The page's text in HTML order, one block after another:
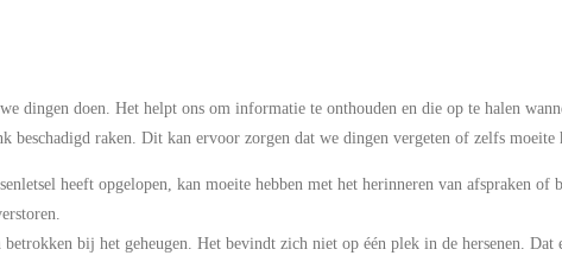
dingen doen. Het helpt ons om informatie te onthouden en die op te halen
beschadigd raken. Dit kan ervoor zorgen dat we dingen vergeten of zelfs moeite
heeft opgelopen, kan moeite hebben met het herinneren van afspraken
bij het geheugen. Het bevindt zich niet op één plek in de hersenen. Dat